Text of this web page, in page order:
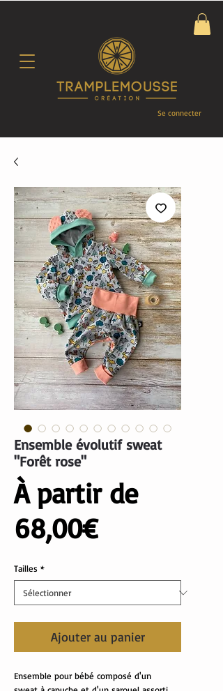
Se connecter
Ensemble évolutif sweat
"Forêt rose"
À partir de
68,00€Prix
Tailles *
Ajouter au panier
Ensemble pour bébé composé d'un